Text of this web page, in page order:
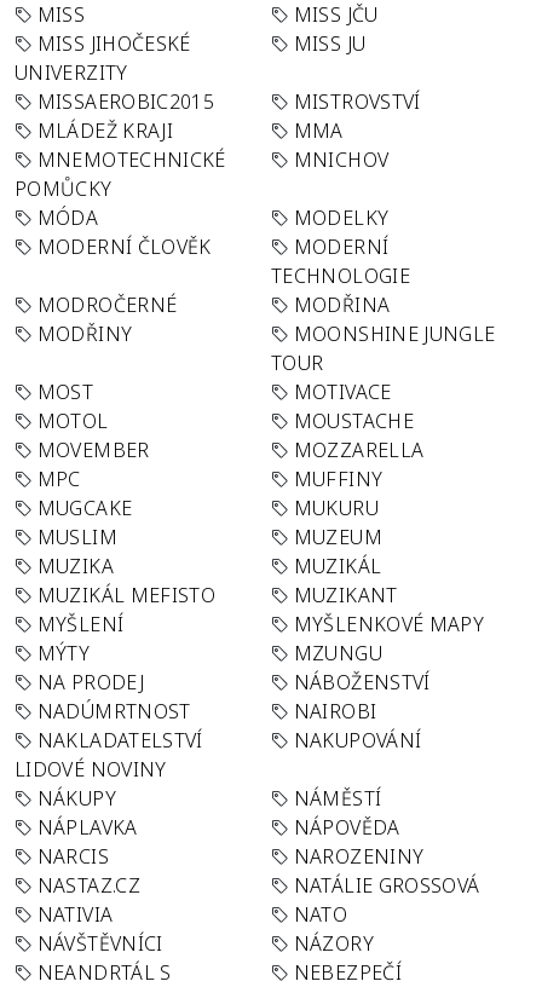
MISS
MISS JČU
MISS JIHOČESKÉ
UNIVERZITY
MISS JU
MISSAEROBIC2015
MISTROVSTVÍ
MLÁDEŽ KRAJI
MMA
MNEMOTECHNICKÉ
POMŮCKY
MNICHOV
MÓDA
MODELKY
MODERNÍ ČLOVĚK
MODERNÍ
TECHNOLOGIE
MODROČERNÉ
MODŘINA
MODŘINY
MOONSHINE JUNGLE
TOUR
MOST
MOTIVACE
MOTOL
MOUSTACHE
MOVEMBER
MOZZARELLA
MPC
MUFFINY
MUGCAKE
MUKURU
MUSLIM
MUZEUM
MUZIKA
MUZIKÁL
MUZIKÁL MEFISTO
MUZIKANT
MYŠLENÍ
MYŠLENKOVÉ MAPY
MÝTY
MZUNGU
NA PRODEJ
NÁBOŽENSTVÍ
NADÚMRTNOST
NAIROBI
NAKLADATELSTVÍ
LIDOVÉ NOVINY
NAKUPOVÁNÍ
NÁKUPY
NÁMĚSTÍ
NÁPLAVKA
NÁPOVĚDA
NARCIS
NAROZENINY
NASTAZ.CZ
NATÁLIE GROSSOVÁ
NATIVIA
NATO
NÁVŠTĚVNÍCI
NÁZORY
NEANDRTÁL S
NEBEZPEČÍ